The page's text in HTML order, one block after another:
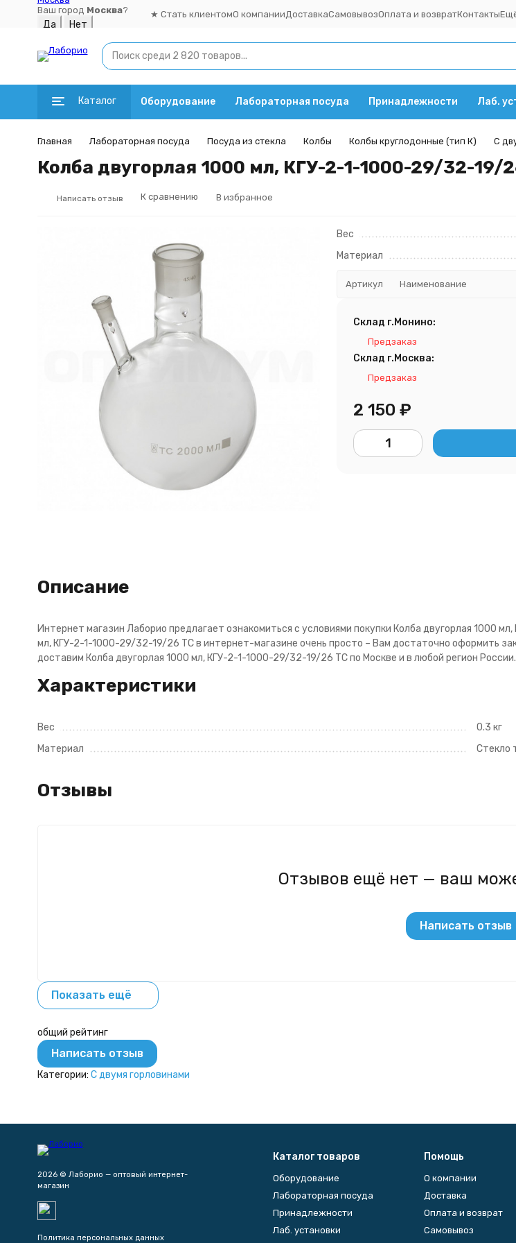
Ваш город Москва? ★ Стать клиентомО компании ДоставкаСамовывозОплата и возвратКонтакты
Каталог Оборудование Лабораторная посуда Принадлежности Лаб.
Главная Лабораторная посуда Посуда из стекла Колбы Колбы круглодонные (тип К) С
Колба двугорлая 1000 мл, КГУ-2-1-1000-29/32-19/
Написать отзыв К сравнению В избранное
Вес
Материал
Артикул Наименование
Склад г.Монино:
Предзаказ
Склад г.Москва:
Предзаказ
2 150₽
Описание
Интернет магазин Лаборио предлагает ознакомиться с условиями покупки Колба двугорлая 1000
мл, КГУ-2-1-1000-29/32-19/26 ТС в интернет-магазине очень просто – Вам достаточно оформить
доставим Колба двугорлая 1000 мл, КГУ-2-1-1000-29/32-19/26 ТС по Москве и в любой регион
Характеристики
Вес
0.3 кг
Материал
Стекло
Отзывы
Отзывов ещё нет — ваш
Написать отзыв
Показать ещё
общий рейтинг
Написать отзыв
Категории: С двумя горловинами
2026 © Лаборио — оптовый интернет-
магазин
Политика персональных данных
Каталог товаров
Оборудование
Лабораторная посуда
Принадлежности
Лаб. установки
Помощь
О компании
Доставка
Оплата и возврат
Самовывоз